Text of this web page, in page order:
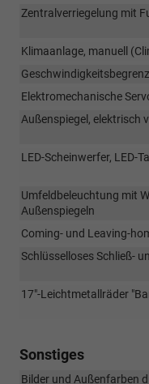
Zentralverriegelung mit
Klimaanlage, manuell
Elektromechanische
Außenspiegel, elektrisch
LED-Scheinwerfer, LED-
Umfeldbeleuchtung mit
Außenspiegeln
Coming- und Leaving-
Schlüsselloses Schließ-
17"-Leichtmetallräder
Sonstiges
Bilder und Außenfarben